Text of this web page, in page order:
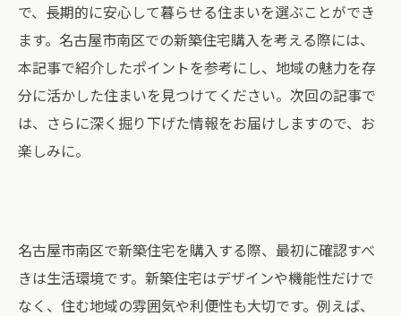
で、長期的に安心して暮らせる住まいを選ぶことができ
ます。名古屋市南区での新築住宅購入を考える際には、
本記事で紹介したポイントを参考にし、地域の魅力を存
分に活かした住まいを見つけてください。次回の記事で
は、さらに深く掘り下げた情報をお届けしますので、お
楽しみに。
名古屋市南区で新築住宅を購入する際、最初に確認すべ
きは生活環境です。新築住宅はデザインや機能性だけで
なく、住む地域の雰囲気や利便性も大切です。例えば、